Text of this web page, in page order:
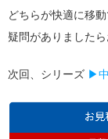
どちらが快適に移
疑問がありました
次回、シリーズ ▶